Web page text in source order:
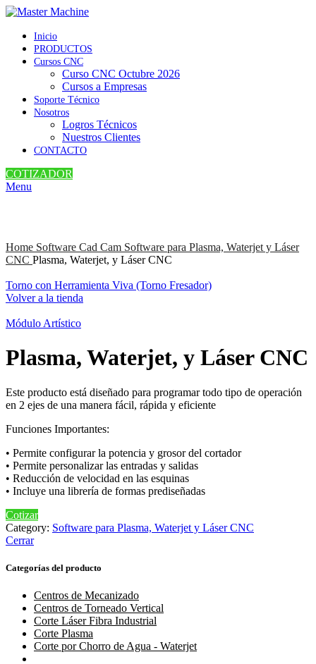
Inicio
PRODUCTOS
Cursos CNC
Curso CNC Octubre 2026
Cursos a Empresas
Soporte Técnico
Nosotros
Logros Técnicos
Nuestros Clientes
CONTACTO
COTIZADOR
Menu
Home Software Cad Cam Software para Plasma, Waterjet y Láser
CNC Plasma, Waterjet, y Láser CNC
Torno con Herramienta Viva (Torno Fresador)
Volver a la tienda
Módulo Artístico
Plasma, Waterjet, y Láser CNC
Este producto está diseñado para programar todo tipo de operación
en 2 ejes de una manera fácil, rápida y eficiente
Funciones Importantes:
• Permite configurar la potencia y grosor del cortador
• Permite personalizar las entradas y salidas
• Reducción de velocidad en las esquinas
• Incluye una librería de formas prediseñadas
Cotizar
Category: Software para Plasma, Waterjet y Láser CNC
Cerrar
Categorías del producto
Centros de Mecanizado
Centros de Torneado Vertical
Corte Láser Fibra Industrial
Corte Plasma
Corte por Chorro de Agua - Waterjet